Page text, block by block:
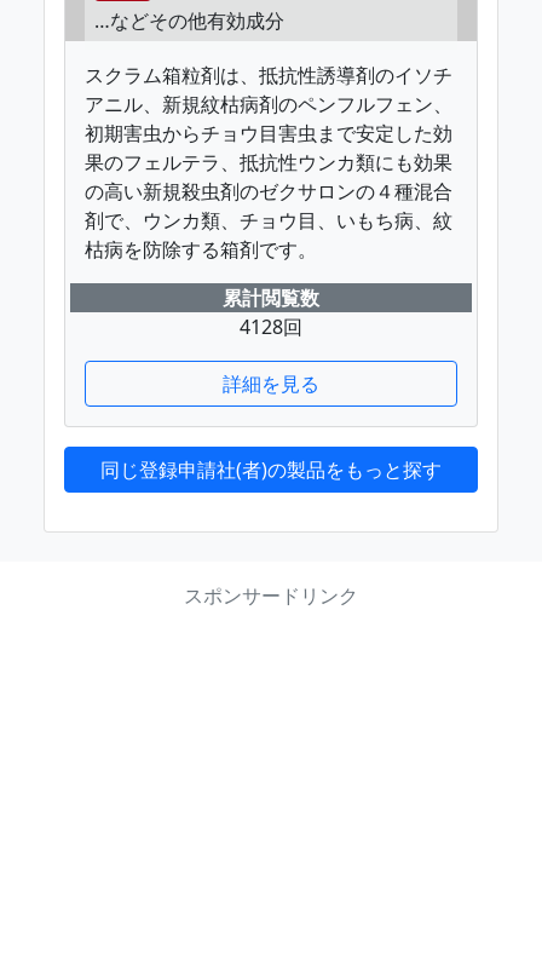
…などその他有効成分
スクラム箱粒剤は、抵抗性誘導剤のイソチ
アニル、新規紋枯病剤のペンフルフェン、
初期害虫からチョウ目害虫まで安定した効
果のフェルテラ、抵抗性ウンカ類にも効果
の高い新規殺虫剤のゼクサロンの４種混合
剤で、ウンカ類、チョウ目、いもち病、紋
枯病を防除する箱剤です。
累計閲覧数
4128回
詳細を見る
同じ登録申請社(者)の製品をもっと探す
スポンサードリンク